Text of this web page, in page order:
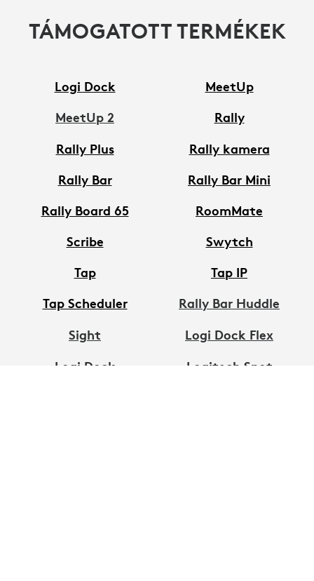
TÁMOGATOTT TERMÉKEK
Logi Dock
MeetUp
MeetUp 2
Rally
Rally Plus
Rally kamera
Rally Bar
Rally Bar Mini
Rally Board 65
RoomMate
Scribe
Swytch
Tap
Tap IP
Tap Scheduler
Rally Bar Huddle
Sight
Logi Dock Flex
Logi Dock
Logitech Spot